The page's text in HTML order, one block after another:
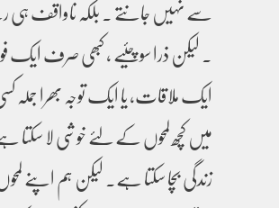
سے نہیں جانتے ۔ بلکہ ناواقف ہی
۔ لیکن ذرا سوچئیے ، کبھی صرف
ایک ملاقات، یا ایک توجہ بھرا جملہ
میں کچھ لمحوں کے لئے خوشی لا سکتا
زندگی بچا سکتا ہے۔ لیکن ہم اپنے